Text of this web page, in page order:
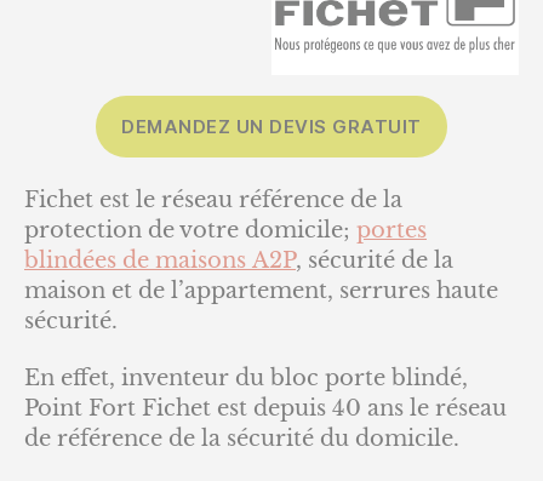
DEMANDEZ UN DEVIS GRATUIT
Fichet est le réseau référence de la
protection de votre domicile; portes
blindées de maisons A2P, sécurité de la
maison et de l’appartement, serrures haute
sécurité.
En effet, inventeur du bloc porte blindé,
Point Fort Fichet est depuis 40 ans le réseau
de référence de la sécurité du domicile.